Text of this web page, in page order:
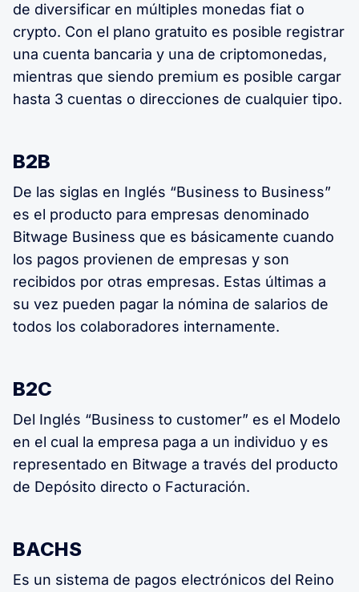
de diversificar en múltiples monedas fiat o
crypto. Con el plano gratuito es posible registrar
una cuenta bancaria y una de criptomonedas,
mientras que siendo premium es posible cargar
hasta 3 cuentas o direcciones de cualquier tipo.
B2B
De las siglas en Inglés “Business to Business”
es el producto para empresas denominado
Bitwage Business que es básicamente cuando
los pagos provienen de empresas y son
recibidos por otras empresas. Estas últimas a
su vez pueden pagar la nómina de salarios de
todos los colaboradores internamente.
B2C
Del Inglés “Business to customer” es el Modelo
en el cual la empresa paga a un individuo y es
representado en Bitwage a través del producto
de Depósito directo o Facturación.
BACHS
Es un sistema de pagos electrónicos del Reino